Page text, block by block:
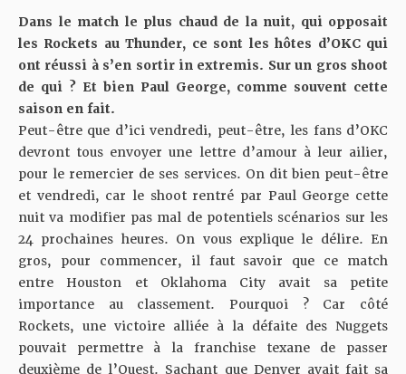
Dans le match le plus chaud de la nuit, qui opposait
les Rockets au Thunder, ce sont les hôtes d’OKC qui
ont réussi à s’en sortir in extremis. Sur un gros shoot
de qui ? Et bien Paul George, comme souvent cette
saison en fait.
Peut-être que d’ici vendredi, peut-être, les fans d’OKC
devront tous envoyer une lettre d’amour à leur ailier,
pour le remercier de ses services. On dit bien peut-être
et vendredi, car le shoot rentré par Paul George cette
nuit va modifier pas mal de potentiels scénarios sur les
24 prochaines heures. On vous explique le délire. En
gros, pour commencer, il faut savoir que ce match
entre Houston et Oklahoma City avait sa petite
importance au classement. Pourquoi ? Car côté
Rockets, une victoire alliée à la défaite des Nuggets
pouvait permettre à la franchise texane de passer
deuxième de l’Ouest. Sachant que Denver avait fait sa